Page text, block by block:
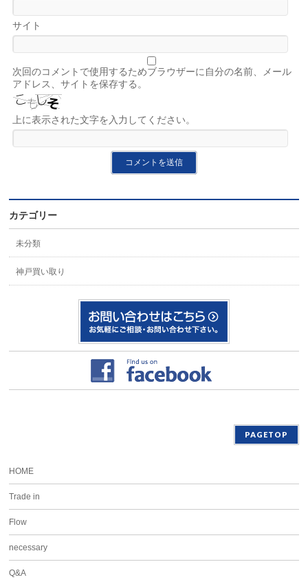
サイト
次回のコメントで使用するためブラウザーに自分の名前、メール
アドレス、サイトを保存する。
上に表示された文字を入力してください。
カテゴリー
未分類
神戸買い取り
PAGETOP
HOME
Trade in
Flow
necessary
Q&A